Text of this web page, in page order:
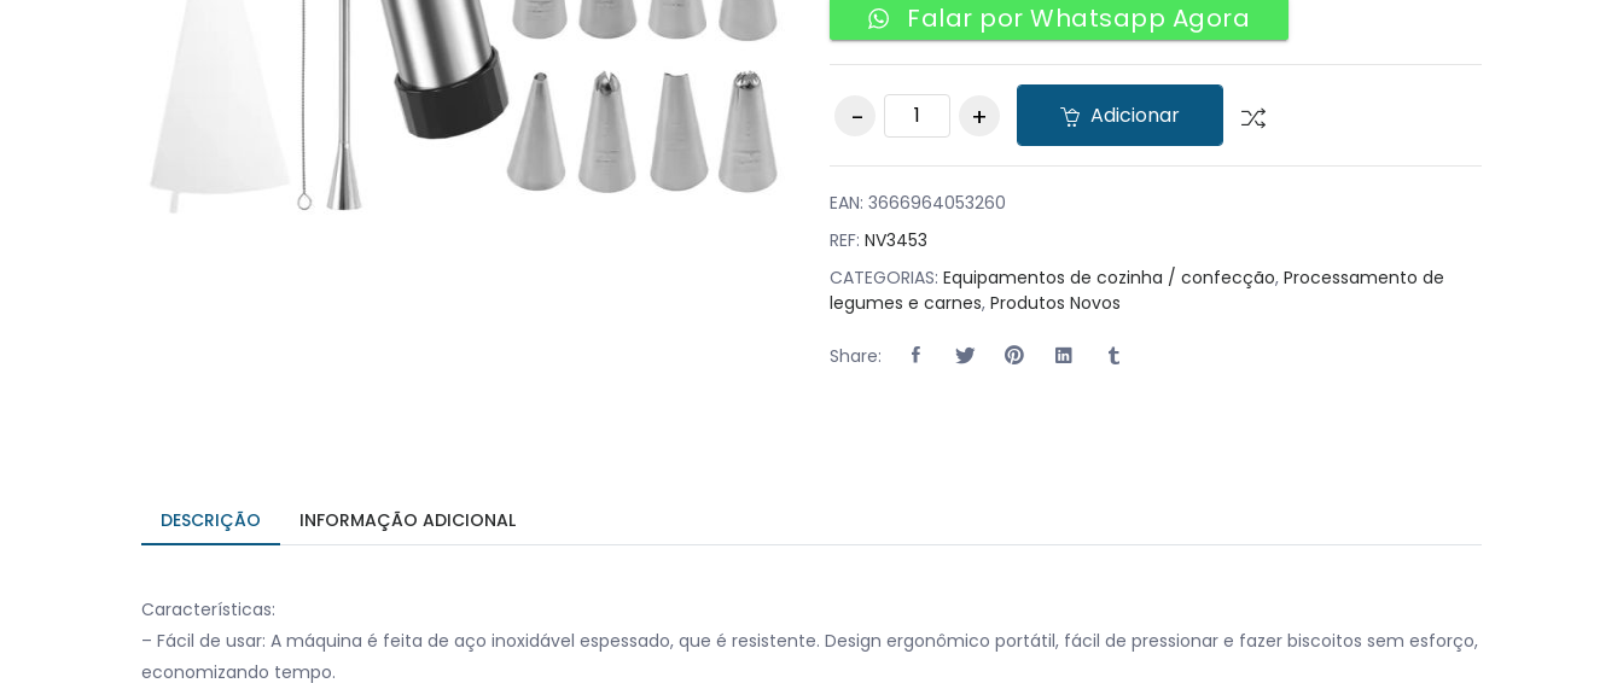
Falar por Whatsapp Agora
Máquina de Churros,
Biscoitos e
aço inoxidável
quantity
Adicionar
EAN: 3666964053260
REF: NV3453
CATEGORIAS: Equipamentos de cozinha / confecção, Processamento de
legumes e carnes, Produtos Novos
Share:
DESCRIÇÃO INFORMAÇÃO ADICIONAL
Características:
– Fácil de usar: A máquina é feita de aço inoxidável espessado, que é resistente. Design ergonômico portátil, fácil de pressionar e fazer biscoitos sem esforço,
economizando tempo.